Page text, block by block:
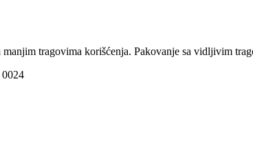
tragovima korišćenja. Pakovanje sa vidljivim
0024